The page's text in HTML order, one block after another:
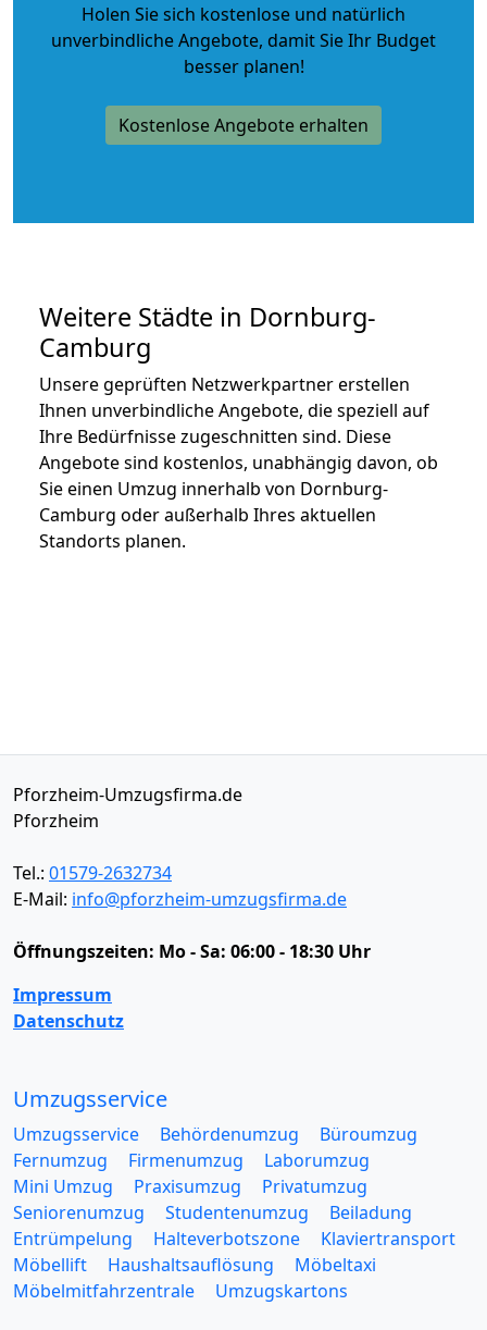
Holen Sie sich kostenlose und natürlich
unverbindliche Angebote, damit Sie Ihr Budget
besser planen!
Kostenlose Angebote erhalten
Weitere Städte in Dornburg-
Camburg
Unsere geprüften Netzwerkpartner erstellen
Ihnen unverbindliche Angebote, die speziell auf
Ihre Bedürfnisse zugeschnitten sind. Diese
Angebote sind kostenlos, unabhängig davon, ob
Sie einen Umzug innerhalb von Dornburg-
Camburg oder außerhalb Ihres aktuellen
Standorts planen.
Pforzheim-Umzugsfirma.de
Pforzheim
Tel.: 01579-2632734
E-Mail: info@pforzheim-umzugsfirma.de
Öffnungszeiten: Mo - Sa: 06:00 - 18:30 Uhr
Impressum
Datenschutz
Umzugsservice
Umzugsservice Behördenumzug
Büroumzug
Fernumzug
Firmenumzug
Laborumzug
Mini Umzug
Praxisumzug
Privatumzug
Seniorenumzug
Studentenumzug
Beiladung
Entrümpelung
Halteverbotszone
Klaviertransport
Möbellift
Haushaltsauflösung
Möbeltaxi
Möbelmitfahrzentrale
Umzugskartons